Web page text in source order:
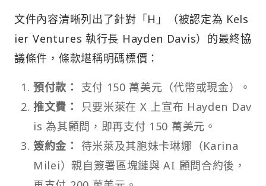
文件內容清晰列出了針對「H」（被認定為 Kels
ier Ventures 執行長 Hayden Davis）的最終協
議條件，條款堪稱明碼標價：
預付款：
支付 150 萬美元（代幣或現金）。
推文費：
只要米萊在 X 上宣布 Hayden Dav
is 為其顧問，即再支付 150 萬美元。
簽約金： 待米萊及其胞妹卡琳娜（Karina
Milei）親自簽署區塊鏈與 AI 顧問合約後，